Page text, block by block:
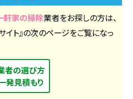
軒家の掃除業者をお探しの方は、
イト』の次のページをご覧になっ
者の選び方
発見積もり